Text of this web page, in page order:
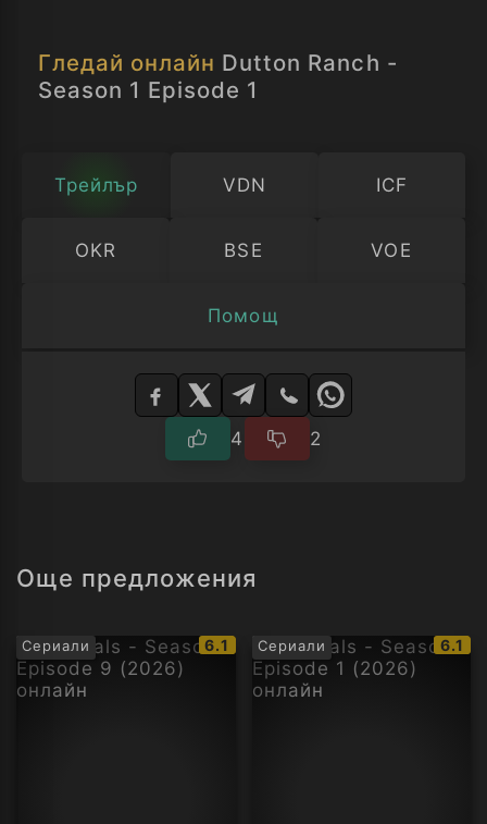
бързо се сблъскват с опасни местни
съперници и коварни врагове, които
Епизод 1
Гледай онлайн Dutton Ranch -
Season 1 Episode 1
Трейлър VDN ICF
OKR BSE VOE
Помощ
Изберете
4 2
Още предложения
Сериали
IMDb
рейтинг:
6.1 Сериали
IMDb
6.1